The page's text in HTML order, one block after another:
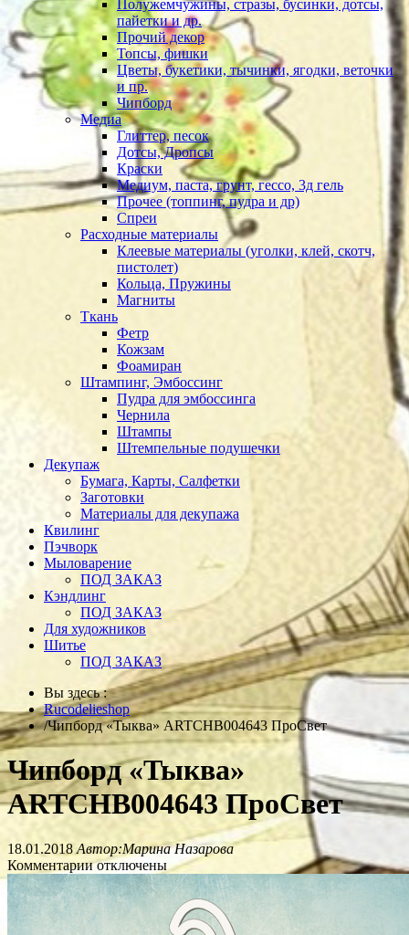
Полужемчужины, стразы, бусинки, дотсы,
пайетки и др.
Прочий декор
Топсы, фишки
Цветы, букетики, тычинки, ягодки, веточки
и пр.
Чипборд
Медиа
Глиттер, песок
Дотсы, Дропсы
Краски
Медиум, паста, грунт, гессо, 3д гель
Прочее (топпинг, пудра и др)
Спреи
Расходные материалы
Клеевые материалы (уголки, клей, скотч,
пистолет)
Кольца, Пружины
Магниты
Ткань
Фетр
Кожзам
Фоамиран
Штампинг, Эмбоссинг
Пудра для эмбоссинга
Чернила
Штампы
Штемпельные подушечки
Декупаж
Бумага, Карты, Салфетки
Заготовки
Материалы для декупажа
Квилинг
Пэчворк
Мыловарение
ПОД ЗАКАЗ
Кэндлинг
ПОД ЗАКАЗ
Для художников
Шитье
ПОД ЗАКАЗ
Вы здесь :
Rucodelieshop
/Чипборд «Тыква» ARTCHB004643 ПроСвет
Чипборд «Тыква»
ARTCHB004643 ПроСвет
18.01.2018 Автор:Марина Назарова
Комментарии отключены